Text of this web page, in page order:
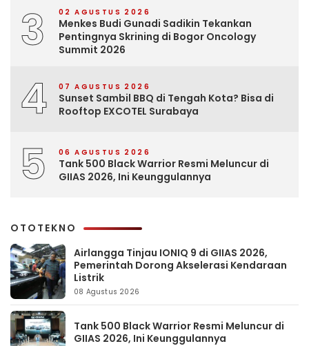
3 02 AGUSTUS 2026
Menkes Budi Gunadi Sadikin Tekankan
Pentingnya Skrining di Bogor Oncology
Summit 2026
4 07 AGUSTUS 2026
Sunset Sambil BBQ di Tengah Kota? Bisa di
Rooftop EXCOTEL Surabaya
5 06 AGUSTUS 2026
Tank 500 Black Warrior Resmi Meluncur di
GIIAS 2026, Ini Keunggulannya
OTOTEKNO
Airlangga Tinjau IONIQ 9 di GIIAS 2026,
Pemerintah Dorong Akselerasi Kendaraan
Listrik
08 Agustus 2026
Tank 500 Black Warrior Resmi Meluncur di
GIIAS 2026, Ini Keunggulannya